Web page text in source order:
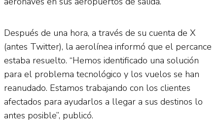
Después de una hora, a través de su cuenta de X
(antes Twitter), la aerolínea informó que el percance
estaba resuelto. “Hemos identificado una solución
para el problema tecnológico y los vuelos se han
reanudado. Estamos trabajando con los clientes
afectados para ayudarlos a llegar a sus destinos lo
antes posible”, publicó.